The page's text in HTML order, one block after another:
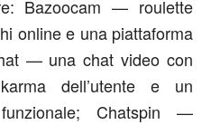
Bazoocam — roulette
online e una piattaforma
— una chat video con
dell’utente e un
Chatspin —